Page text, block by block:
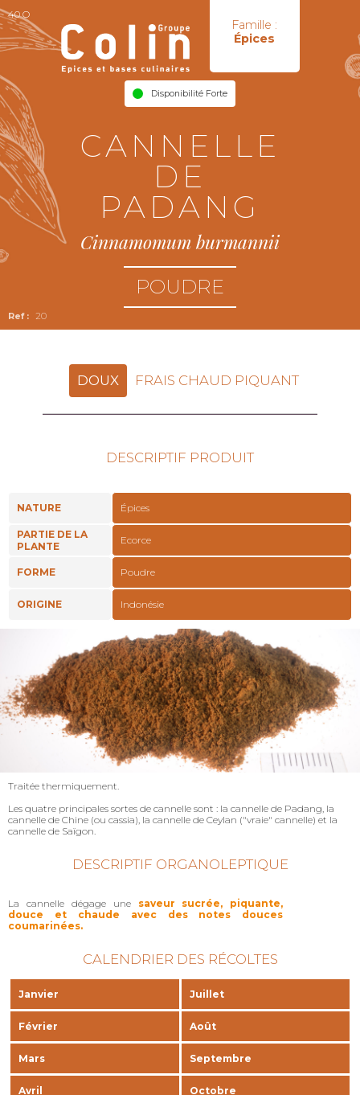
Famille :
Épices
Disponibilité Forte
40 O
20
CANNELLE
DE
PADANG
Cinnamomum burmannii
POUDRE
DOUX FRAIS CHAUD PIQUANT
DESCRIPTIF PRODUIT
NATURE Épices
PARTIE DE LA
PLANTE
Ecorce
FORME Poudre
ORIGINE Indonésie
Traitée thermiquement.
Les quatre principales sortes de cannelle sont : la cannelle de Padang, la
cannelle de Chine (ou cassia), la cannelle de Ceylan ("vraie" cannelle) et la
cannelle de Saïgon.
DESCRIPTIF ORGANOLEPTIQUE
La cannelle dégage une saveur sucrée, piquante,
douce et chaude avec des notes douces
coumarinées.
CALENDRIER DES RÉCOLTES
Janvier Juillet
Février Août
Mars Septembre
Avril Octobre